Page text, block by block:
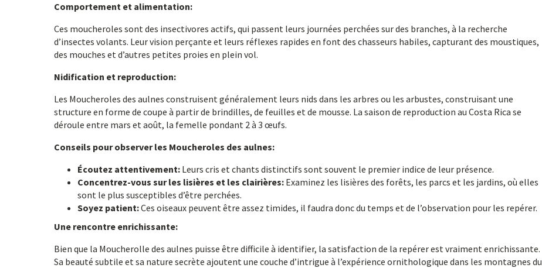
Comportement et alimentation:
Ces moucheroles sont des insectivores actifs, qui passent leurs journées perchées sur des branches, à la recherche
d’insectes volants. Leur vision perçante et leurs réflexes rapides en font des chasseurs habiles, capturant des moustiques,
des mouches et d’autres petites proies en plein vol.
Nidification et reproduction:
Les Moucheroles des aulnes construisent généralement leurs nids dans les arbres ou les arbustes, construisant une
structure en forme de coupe à partir de brindilles, de feuilles et de mousse. La saison de reproduction au Costa Rica se
déroule entre mars et août, la femelle pondant 2 à 3 œufs.
Conseils pour observer les Moucheroles des aulnes:
Écoutez attentivement: Leurs cris et chants distinctifs sont souvent le premier indice de leur présence.
Concentrez-vous sur les lisières et les clairières: Examinez les lisières des forêts, les parcs et les jardins, où elles
sont le plus susceptibles d’être perchées.
Soyez patient:Ces oiseaux peuvent être assez timides, il faudra donc du temps et de l’observation pour les repérer.
Une rencontre enrichissante:
Bien que la Moucherolle des aulnes puisse être difficile à identifier, la satisfaction de la repérer est vraiment enrichissante.
Sa beauté subtile et sa nature secrète ajoutent une couche d’intrigue à l’expérience ornithologique dans les montagnes du